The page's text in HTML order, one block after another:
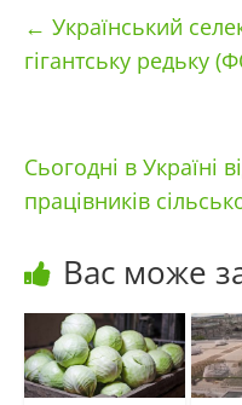
← Український
гігантську редьку
Сьогодні в Україні
працівників
Вас може